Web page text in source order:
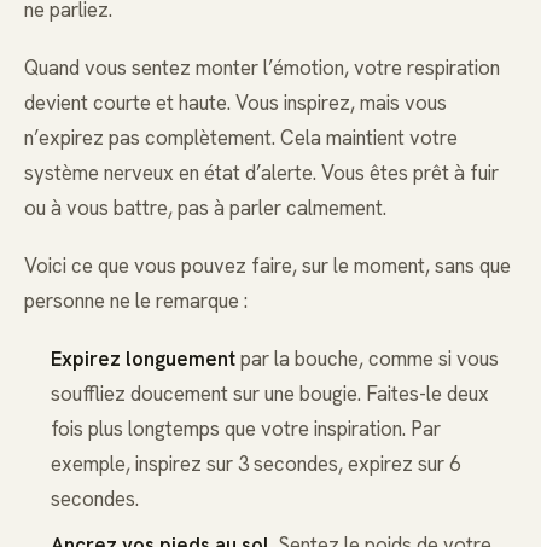
ne parliez.
Quand vous sentez monter l’émotion, votre respiration
devient courte et haute. Vous inspirez, mais vous
n’expirez pas complètement. Cela maintient votre
système nerveux en état d’alerte. Vous êtes prêt à fuir
ou à vous battre, pas à parler calmement.
Voici ce que vous pouvez faire, sur le moment, sans que
personne ne le remarque :
Expirez longuementpar la bouche, comme si vous
souffliez doucement sur une bougie. Faites-le deux
fois plus longtemps que votre inspiration. Par
exemple, inspirez sur 3 secondes, expirez sur 6
secondes.